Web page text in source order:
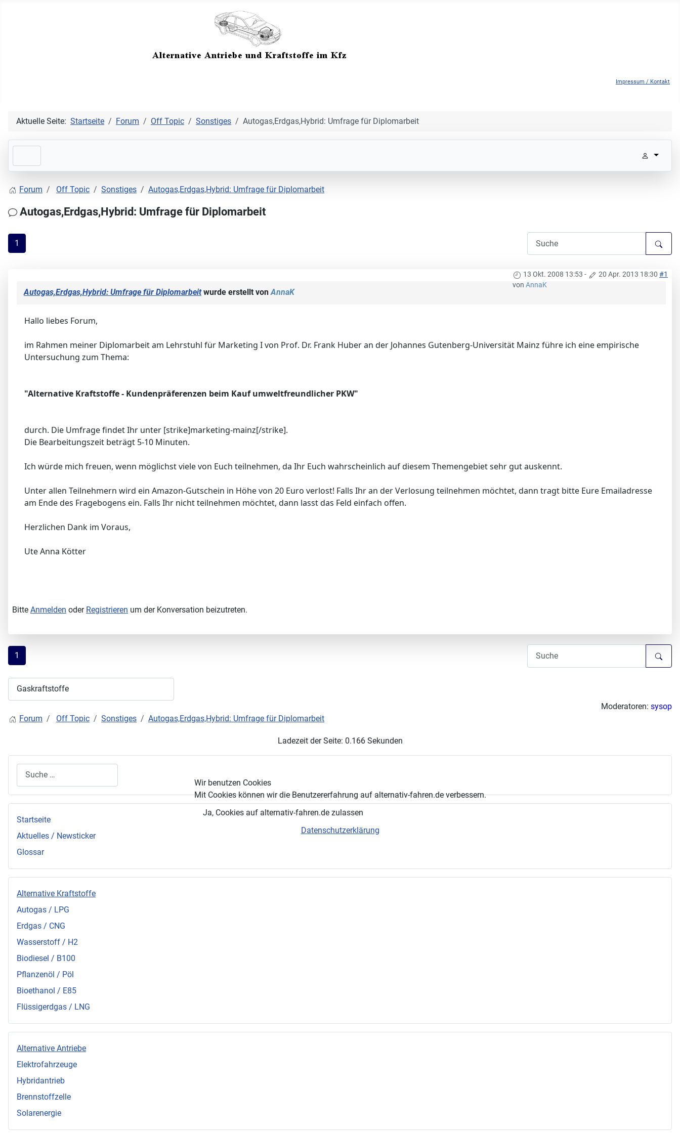
Impressum / Kontakt
Aktuelle Seite: Startseite Forum Off Topic Sonstiges Autogas,Erdgas,Hybrid: Umfrage für Diplomarbeit
Forum Off Topic Sonstiges Autogas,Erdgas,Hybrid: Umfrage für Diplomarbeit
Autogas,Erdgas,Hybrid: Umfrage für Diplomarbeit
1
13 Okt. 2008 13:53 - 20 Apr. 2013 18:30 #1
von AnnaK
Autogas,Erdgas,Hybrid: Umfrage für Diplomarbeitwurde erstellt vonAnnaK
Hallo liebes Forum,
im Rahmen meiner Diplomarbeit am Lehrstuhl für Marketing I von Prof. Dr. Frank Huber an der Johannes Gutenberg-Universität Mainz führe ich eine empirische
Untersuchung zum Thema:
"Alternative Kraftstoffe - Kundenpräferenzen beim Kauf umweltfreundlicher PKW"
durch. Die Umfrage findet Ihr unter [strike]marketing-mainz[/strike].
Die Bearbeitungszeit beträgt 5-10 Minuten.
Ich würde mich freuen, wenn möglichst viele von Euch teilnehmen, da Ihr Euch wahrscheinlich auf diesem Themengebiet sehr gut auskennt.
Unter allen Teilnehmern wird ein Amazon-Gutschein in Höhe von 20 Euro verlost! Falls Ihr an der Verlosung teilnehmen möchtet, dann tragt bitte Eure Emailadresse
am Ende des Fragebogens ein. Falls Ihr nicht teilnehmen möchtet, dann lasst das Feld einfach offen.
Herzlichen Dank im Voraus,
Ute Anna Kötter
Bitte Anmelden oder Registrieren um der Konversation beizutreten.
1
Moderatoren: sysop
Forum
Off Topic Sonstiges Autogas,Erdgas,Hybrid: Umfrage für Diplomarbeit
Ladezeit der Seite: 0.166 Sekunden
Startseite
Aktuelles / Newsticker
Glossar
Alternative Kraftstoffe
Autogas / LPG
Erdgas / CNG
Wasserstoff / H2
Biodiesel / B100
Pflanzenöl / Pöl
Bioethanol / E85
Flüssigerdgas / LNG
Alternative Antriebe
Elektrofahrzeuge
Hybridantrieb
Brennstoffzelle
Solarenergie
Wir benutzen Cookies
Mit Cookies können wir die Benutzererfahrung auf alternativ-fahren.de verbessern.
Ja, Cookies auf alternativ-fahren.de zulassen
Datenschutzerklärung